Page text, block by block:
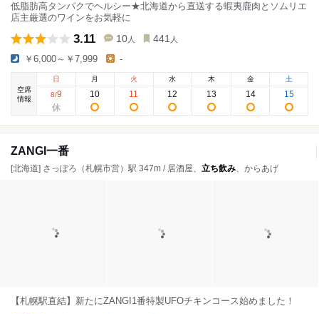
低脂肪高タンパクでヘルシー★北海道から直送する蝦夷鹿肉とソムリエ
店主厳選のワインをお気軽に
3.11 10 人 441 人
￥6,000～￥7,999 -
空席
情報
日
8/9
月
10
火
11
水
12
木
13
金
14
土
15
ZANGI一番
[北海道] さっぽろ（札幌市営）駅 347m / 居酒屋、 立ち飲み、からあげ
【札幌駅直結】新たにZANGI1番特製UFOチキンコース始めました！